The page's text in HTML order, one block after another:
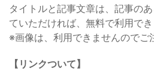
タイトルと記事文章は、記事の
ていただければ、無料で利用でき
※画像は、利用できませんのでご
【リンクついて】